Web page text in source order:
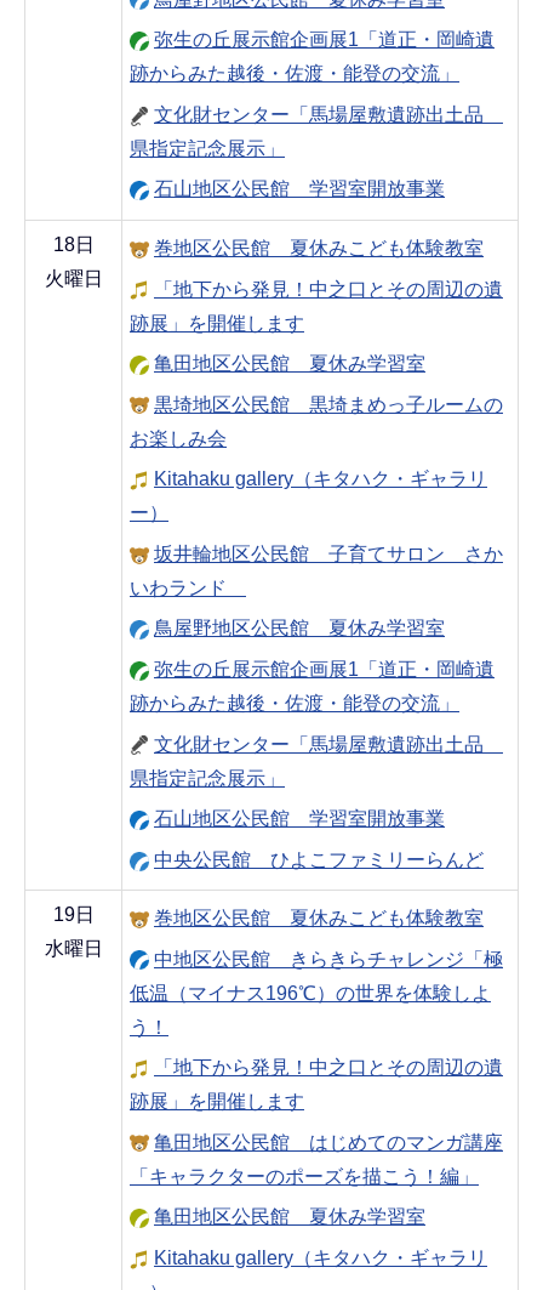
弥生の丘展示館企画展1「道正・岡崎遺
跡からみた越後・佐渡・能登の交流」
文化財センター「馬場屋敷遺跡出土品
県指定記念展示」
石山地区公民館 学習室開放事業
18日
火曜日
巻地区公民館 夏休みこども体験教室
「地下から発見！中之口とその周辺の遺
跡展」を開催します
亀田地区公民館 夏休み学習室
黒埼地区公民館 黒埼まめっ子ルームの
お楽しみ会
Kitahaku gallery（キタハク・ギャラリ
ー）
坂井輪地区公民館 子育てサロン さか
いわランド
鳥屋野地区公民館 夏休み学習室
弥生の丘展示館企画展1「道正・岡崎遺
跡からみた越後・佐渡・能登の交流」
文化財センター「馬場屋敷遺跡出土品
県指定記念展示」
石山地区公民館 学習室開放事業
中央公民館 ひよこファミリーらんど
19日
水曜日
巻地区公民館 夏休みこども体験教室
中地区公民館 きらきらチャレンジ「極
低温（マイナス196℃）の世界を体験しよ
う！
「地下から発見！中之口とその周辺の遺
跡展」を開催します
亀田地区公民館 はじめてのマンガ講座
「キャラクターのポーズを描こう！編」
亀田地区公民館 夏休み学習室
Kitahaku gallery（キタハク・ギャラリ